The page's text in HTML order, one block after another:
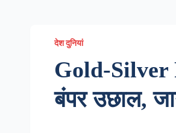
देश दुनियां
Gold-Silver
बंपर उछाल,